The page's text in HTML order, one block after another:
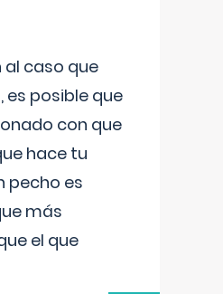
al caso que
posible que
con que
hace tu
pecho es
más
el que